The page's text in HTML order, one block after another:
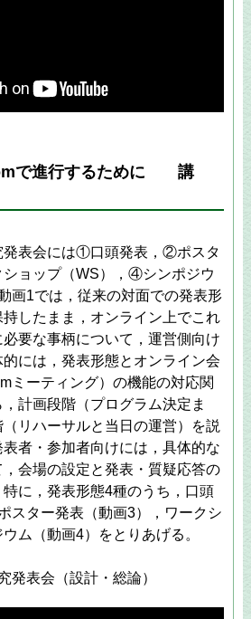
で進行するために 講
発表会には①口頭発表，②ポスタ
ョップ（WS），④シンポジウ
画1では，従来の対面での発表形
したまま，オンライン上でこれ
要な事柄について，運営側向け
には，発表形態とオンライン会
ミーティング）の機能の対応関
計画段階（プログラム決定ま
リハーサルと当日の運営）を説
者・参加者向けには，具体的な
会場の設定と発表・質疑応答の
に，発表形態4種のうち，口頭
スター発表（動画3），ワークシ
ム（動画4）をとりあげる。
発表会（設計・総論）